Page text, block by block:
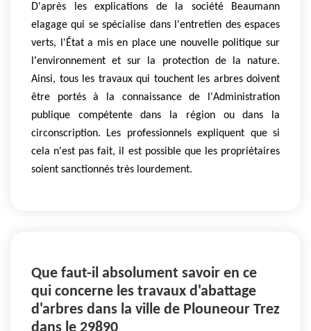
D'après les explications de la société Beaumann
elagage qui se spécialise dans l'entretien des espaces
verts, l'État a mis en place une nouvelle politique sur
l'environnement et sur la protection de la nature.
Ainsi, tous les travaux qui touchent les arbres doivent
être portés à la connaissance de l'Administration
publique compétente dans la région ou dans la
circonscription. Les professionnels expliquent que si
cela n'est pas fait, il est possible que les propriétaires
soient sanctionnés très lourdement.
Que faut-il absolument savoir en ce
qui concerne les travaux d'abattage
d'arbres dans la ville de Plouneour Trez